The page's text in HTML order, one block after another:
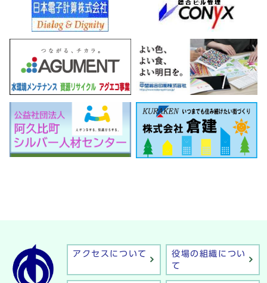
アクセスについて
役場の組織につい
て